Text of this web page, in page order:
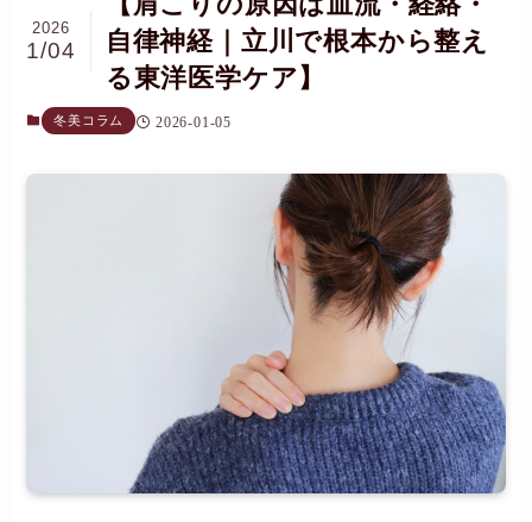
自律神経｜立川で根本から整え
る東洋医学ケア】
2026
1/04
冬美コラム 2026-01-05